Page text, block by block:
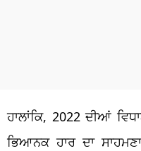
ਹਾਲਾਂਕਿ, 2022 ਦੀਆਂ
ਭਿਆਨਕ ਹਾਰ ਦਾ